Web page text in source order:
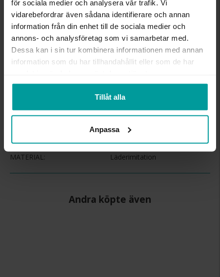
för sociala medier och analysera vår trafik. Vi
vidarebefordrar även sådana identifierare och annan
information från din enhet till de sociala medier och
annons- och analysföretag som vi samarbetar med.
Dessa kan i sin tur kombinera informationen med annan
information som du har tillhandahållit eller som de har
Tillåt alla
Anpassa
Lagervara. Leveranstid 2-5 arbetsdagar.
✅ Alltid grymma deals.
✅ Öppet köp i 30 dagar vid onlineköp.
✅ Fri frakt till ombud vid köp över 500 kr.
SLUT I LAGER
BREDD CA (CM)
31
6
VARUMÄRKE
Albrekts Guld
MATERIAL
Läderimitation
Andra köpte även